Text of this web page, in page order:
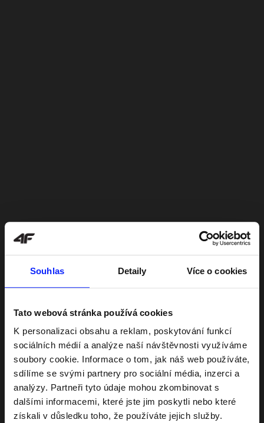
Souhlas Detaily Více o cookies
Tato webová stránka používá cookies
K personalizaci obsahu a reklam, poskytování funkcí
sociálních médií a analýze naší návštěvnosti využíváme
soubory cookie. Informace o tom, jak náš web používáte,
sdílíme se svými partnery pro sociální média, inzerci a
analýzy. Partneři tyto údaje mohou zkombinovat s
dalšími informacemi, které jste jim poskytli nebo které
získali v důsledku toho, že používáte jejich služby.